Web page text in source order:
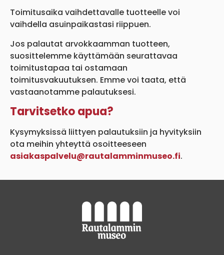
Toimitusaika vaihdettavalle tuotteelle voi
vaihdella asuinpaikastasi riippuen.
Jos palautat arvokkaamman tuotteen,
suosittelemme käyttämään seurattavaa
toimitustapaa tai ostamaan
toimitusvakuutuksen. Emme voi taata, että
vastaanotamme palautuksesi.
Tarvitsetko apua?
Kysymyksissä liittyen palautuksiin ja hyvityksiin
ota meihin yhteyttä osoitteeseen
asiakaspalvelu@rautalamminmuseo.fi.